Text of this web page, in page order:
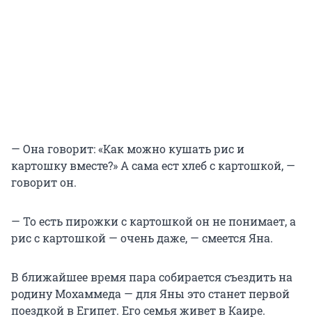
— Она говорит: «Как можно кушать рис и
картошку вместе?» А сама ест хлеб с картошкой, —
говорит он.
— То есть пирожки с картошкой он не понимает, а
рис с картошкой — очень даже, — смеется Яна.
В ближайшее время пара собирается съездить на
родину Мохаммеда — для Яны это станет первой
поездкой в Египет. Его семья живет в Каире.